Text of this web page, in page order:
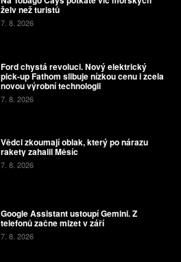
želv než turistů
7. 8. 2026
Ford chystá revoluci. Nový elektrický
pick-up Fathom slibuje nízkou cenu i zcela
novou výrobní technologii
7. 8. 2026
Vědci zkoumají oblak, který po nárazu
rakety zahalil Měsíc
7. 8. 2026
Google Assistant ustoupí Gemini. Z
telefonů začne mizet v září
7. 8. 2026